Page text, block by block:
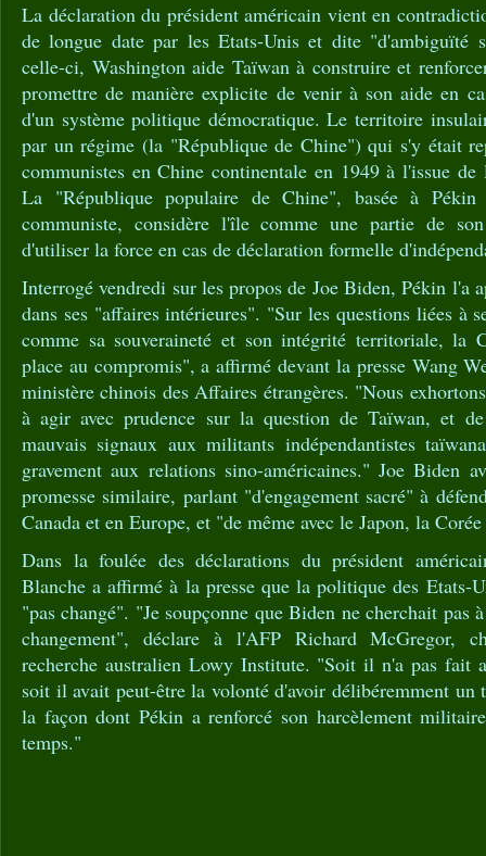
La déclaration du président américain vient en
de longue date par les Etats-Unis et dite "d'ambiguïté
celle-ci, Washington aide Taïwan à construire et
promettre de manière explicite de venir à son aide en
d'un système politique démocratique. Le territoire
par un régime (la "République de Chine") qui s'y était
communistes en Chine continentale en 1949 à l'issue
La "République populaire de Chine", basée à
communiste, considère l'île comme une partie de
d'utiliser la force en cas de déclaration formelle
Interrogé vendredi sur les propos de Joe Biden, Pékin l'a
dans ses "affaires intérieures". "Sur les questions liées à
comme sa souveraineté et son intégrité territoriale, la
place au compromis", a affirmé devant la presse Wang
ministère chinois des Affaires étrangères. "Nous
à agir avec prudence sur la question de Taïwan, et de
mauvais signaux aux militants indépendantistes
gravement aux relations sino-américaines." Joe Biden
promesse similaire, parlant "d'engagement sacré" à
Canada et en Europe, et "de même avec le Japon, la
Dans la foulée des déclarations du président
Blanche a affirmé à la presse que la politique des Etats-
"pas changé". "Je soupçonne que Biden ne cherchait pas
changement", déclare à l'AFP Richard McGregor,
recherche australien Lowy Institute. "Soit il n'a pas fait
soit il avait peut-être la volonté d'avoir délibéremment un
la façon dont Pékin a renforcé son harcèlement
temps."